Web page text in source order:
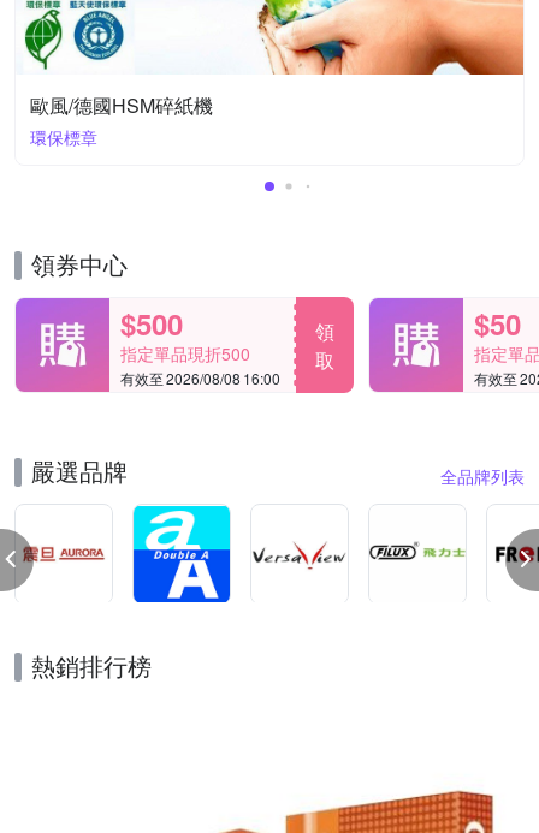
歐風/德國HSM碎紙機
環保標章
領券中心
$500
指定單品現折500
有效至 2026/08/08 16:00
領
取
$50
指定單
有效至
嚴選品牌 全品牌列表
熱銷排行榜